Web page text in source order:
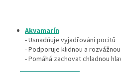
Akvamarín
- Usnadňuje vyjadřování pocitů
- Podporuje klidnou a
- Pomáhá zachovat chladnou